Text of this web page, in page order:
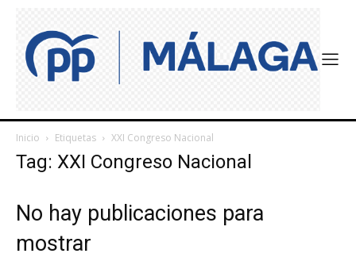
Inicio Etiquetas XXI Congreso Nacional
Tag: XXI Congreso Nacional
No hay publicaciones para
mostrar